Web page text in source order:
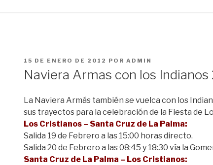
PUBLICADO
15 DE ENERO DE 2012 POR ADMIN
Naviera Armas con los Indianos
La Naviera Armás también se vuelca con los
sus trayectos para la celebración de la Fiesta de
Los Cristianos – Santa Cruz de La Palma:
Salida 19 de Febrero a las 15:00 horas directo.
Salida 20 de Febrero a las 08:45 y 18:30 vía la
Santa Cruz de La Palma – Los Cristianos: